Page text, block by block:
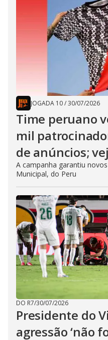
JOGADA 10/30/07/2026
Time peruano
mil
de anúncios;
A campanha garantiu
Municipal, do Peru
DO R7/30/07/2026
Presidente do
agressão ‘não